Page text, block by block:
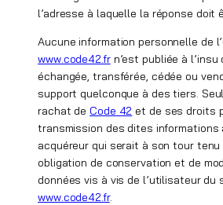
l’adresse à laquelle la réponse doit
Aucune information personnelle de
www.code42.frn’est publiée à l’insu
échangée, transférée, cédée ou
support quelconque à des tiers.
rachat deCode 42 et de ses droits
transmission des dites informations
acquéreur qui serait à son tour tenu
obligation de conservation et de
données vis à vis de l’utilisateur du
www.code42.fr.